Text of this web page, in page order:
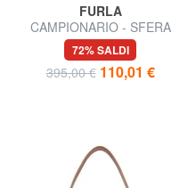
FURLA
CAMPIONARIO - SFERA
SOFT Borsa a spalla, in pelle,
Made in Italy
72% SALDI
395,00 € 110,01 €